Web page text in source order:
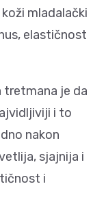
mladalački
elastičnost
tretmana je da
i to
nakon
sjajnija i
i